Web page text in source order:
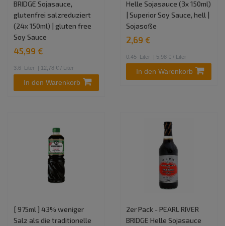
BRIDGE Sojasauce,
glutenfrei salzreduziert
(24x 150ml) | gluten free
Soy Sauce
45,99 €
3.6 Liter | 12,78 € / Liter
In den Warenkorb
Helle Sojasauce (3x 150ml)
| Superior Soy Sauce, hell |
Sojasoße
2,69 €
0.45 Liter | 5,98 € / Liter
In den Warenkorb
[ 975ml ] 43% weniger
Salz als die traditionelle
2er Pack - PEARL RIVER
BRIDGE Helle Sojasauce